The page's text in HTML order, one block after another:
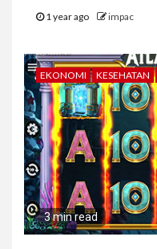
1 year ago impac
EKONOMI KESEHATAN
3 min read